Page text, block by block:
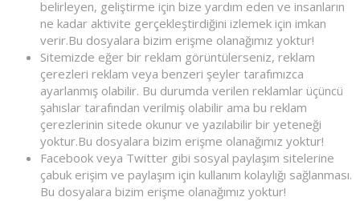
belirleyen, geliştirme için bize yardım eden ve insanların
ne kadar aktivite gerçekleştirdiğini izlemek için imkan
verir.Bu dosyalara bizim erişme olanağımız yoktur!
Sitemizde eğer bir reklam görüntülerseniz, reklam
çerezleri reklam veya benzeri şeyler tarafımızca
ayarlanmış olabilir. Bu durumda verilen reklamlar üçüncü
şahıslar tarafından verilmiş olabilir ama bu reklam
çerezlerinin sitede okunur ve yazılabilir bir yeteneği
yoktur.Bu dosyalara bizim erişme olanağımız yoktur!
Facebook veya Twitter gibi sosyal paylaşım sitelerine
çabuk erişim ve paylaşım için kullanım kolaylığı sağlanması.
Bu dosyalara bizim erişme olanağımız yoktur!